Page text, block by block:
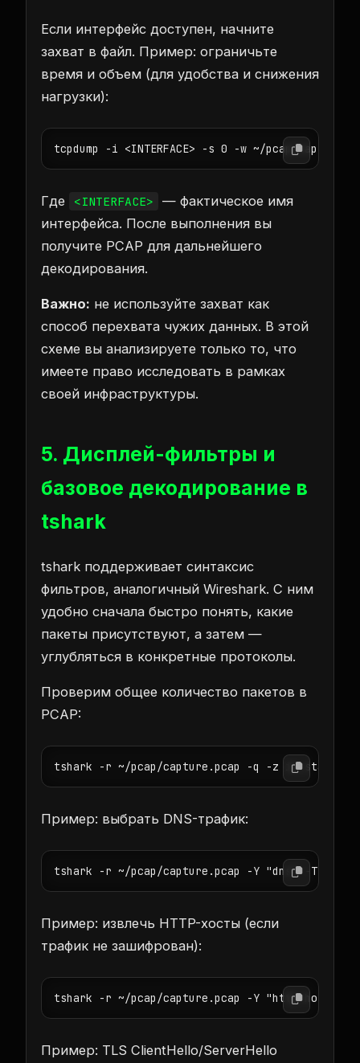
Если интерфейс доступен, начните
захват в файл. Пример: ограничьте
время и объем (для удобства и снижения
нагрузки):
tcpdump -i <INTERFACE> -s 0 -w ~/pcap/
Где <INTERFACE>
— фактическое имя
интерфейса. После выполнения вы
получите PCAP для дальнейшего
декодирования.
Важно: не используйте захват как
способ перехвата чужих данных. В этой
схеме вы анализируете только то, что
имеете право исследовать в рамках
своей инфраструктуры.
5. Дисплей-фильтры и
базовое декодирование в
tshark
tshark поддерживает синтаксис
фильтров, аналогичный Wireshark. С ним
удобно сначала быстро понять, какие
пакеты присутствуют, а затем —
углубляться в конкретные протоколы.
Проверим общее количество пакетов в
PCAP:
tshark -r ~/pcap/capture.pcap -q -z io,stat,0
Пример: выбрать DNS-трафик:
tshark -r ~/pcap/capture.pcap -Y "dns" -T
Пример: извлечь HTTP-хосты (если
трафик не зашифрован):
tshark -r ~/pcap/capture.pcap -Y "http.host"
Пример: TLS ClientHello/ServerHello